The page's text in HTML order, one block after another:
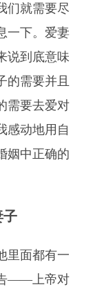
们就需要尽
一下。爱妻
说到底意味
的需要并且
需要去爱对
感动地用自
姻中正确的
子
里面都有一
——上帝对